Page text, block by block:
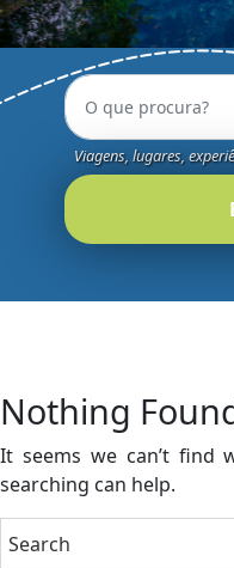
Viagens, lugares,
Nothing
It seems we can’t find
searching can help.